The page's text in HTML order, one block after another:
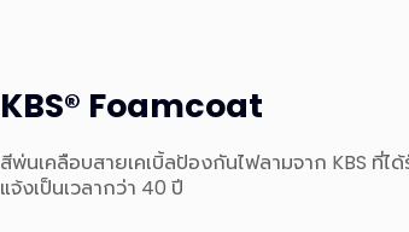
KBS® Foamcoat
สีพ่นเคลือบสายเคเบิ้ลป้องกันไฟลามจาก KBS ที่
แจ้งเป็นเวลากว่า 40 ปี